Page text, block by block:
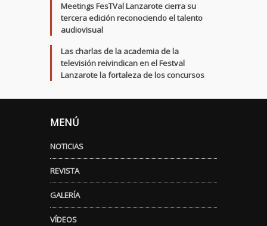
Meetings FesTVal Lanzarote cierra su
tercera edición reconociendo el talento
audiovisual
Las charlas de la academia de la
televisión reivindican en el Festval
Lanzarote la fortaleza de los concursos
MENÚ
NOTICIAS
REVISTA
GALERÍA
VÍDEOS